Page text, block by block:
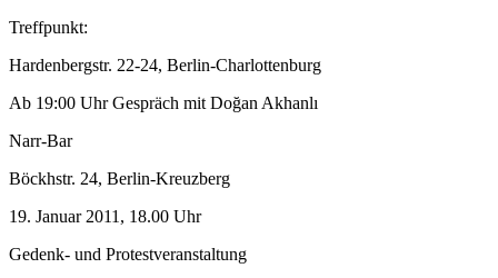
Treffpunkt:
Hardenbergstr. 22-24, Berlin-Charlottenburg
Ab 19:00 Uhr Gespräch mit Doğan Akhanlı
Narr-Bar
Böckhstr. 24, Berlin-Kreuzberg
19. Januar 2011, 18.00 Uhr
Gedenk- und Protestveranstaltung